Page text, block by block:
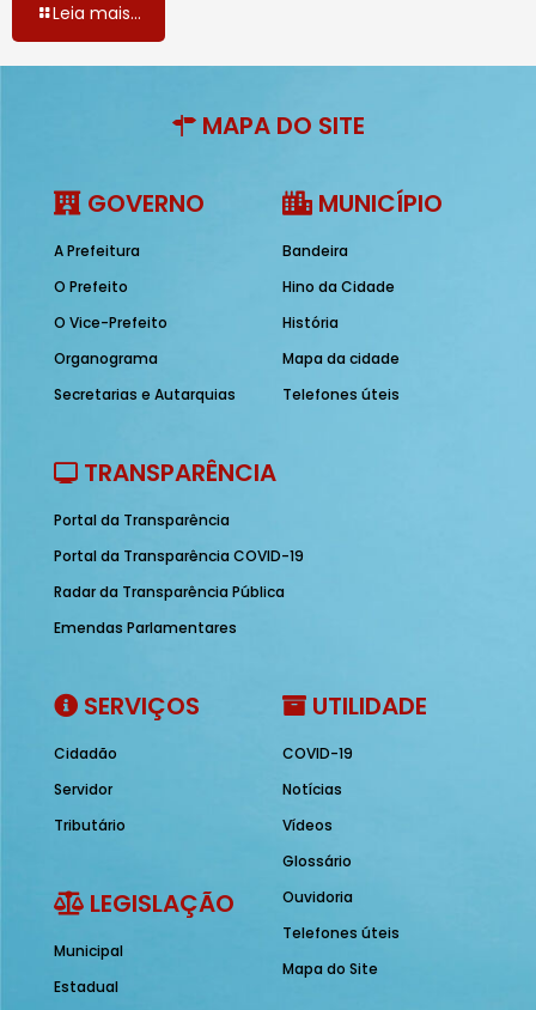
Leia mais...
MAPA DO SITE
GOVERNO
A Prefeitura
O Prefeito
O Vice-Prefeito
Organograma
Secretarias e Autarquias
MUNICÍPIO
Bandeira
Hino da Cidade
História
Mapa da cidade
Telefones úteis
TRANSPARÊNCIA
Portal da Transparência
Portal da Transparência COVID-19
Radar da Transparência Pública
Emendas Parlamentares
SERVIÇOS
Cidadão
Servidor
Tributário
LEGISLAÇÃO
Municipal
Estadual
UTILIDADE
COVID-19
Notícias
Vídeos
Glossário
Ouvidoria
Telefones úteis
Mapa do Site